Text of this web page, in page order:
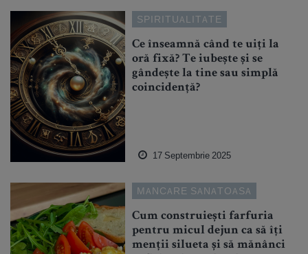
SPIRITUALITATE
Ce înseamnă când te uiți la
oră fixă? Te iubește și se
gândește la tine sau simplă
coincidență?
17 Septembrie 2025
MANCARE SANATOASA
Cum construiești farfuria
pentru micul dejun ca să îți
menții silueta și să mănânci